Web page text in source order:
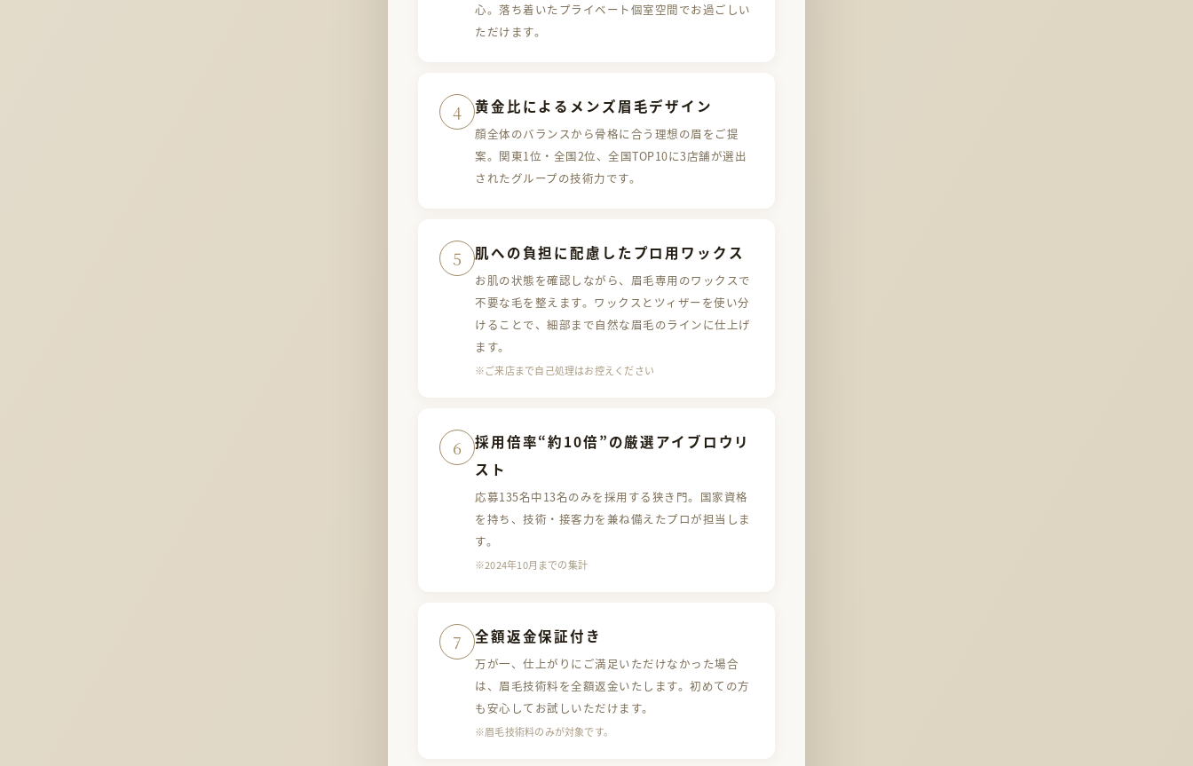
心。落ち着いたプライベート個室空間でお過ごしい
ただけます。
4 黄金比によるメンズ眉毛デザイン
顔全体のバランスから骨格に合う理想の眉をご提
案。関東1位・全国2位、全国TOP10に3店舗が選出
されたグループの技術力です。
5 肌への負担に配慮した プロ用ワックス
お肌の状態を確認しながら、眉毛専用のワックスで
不要な毛を整えます。ワックスとツィザーを使い分
けることで、細部まで自然な眉毛のラインに仕上げ
ます。
※ご来店まで自己処理はお控えください
6 採用倍率“約10倍”の厳選アイブロウリ
スト
応募135名中13名のみを採用する狭き門。国家資格
を持ち、技術・接客力を兼ね備えたプロが担当しま
す。
※2024年10月までの集計
7 全額返金保証付き
万が一、仕上がりにご満足いただけなかった場合
は、眉毛技術料を全額返金いたします。初めての方
も安心してお試しいただけます。
※眉毛技術料のみが対象です。